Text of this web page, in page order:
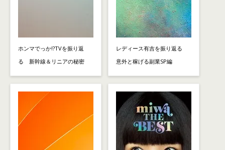
ホンマでっか!?TVを振り返
る 新幹線＆リニアの秘密
レディース有吉を振り返る
意外と稼げる副業SP編